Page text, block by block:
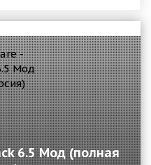
6.5 Мод (полная